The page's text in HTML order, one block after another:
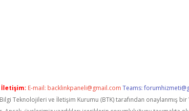
İletişim: E-mail: backlinkpaneli@gmail.com Teams:
Bilgi Teknolojileri ve İletişim Kurumu (BTK) tarafından